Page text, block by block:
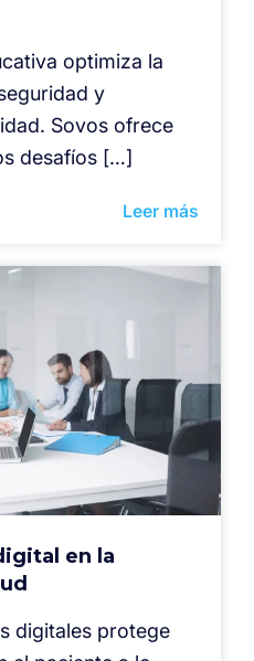
optimiza la
y
Sovos ofrece
desafíos […]
Leer más
en la
digitales protege